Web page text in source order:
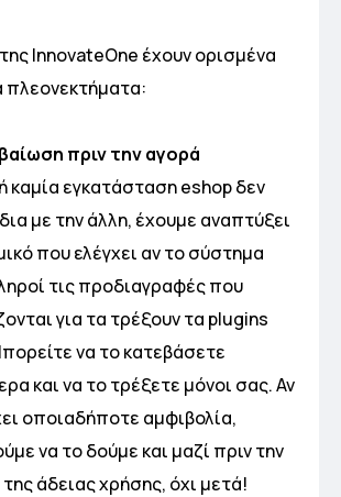
InnovateOne έχουν ορισμένα
πλεονεκτήματα:
πριν την αγορά
καμία εγκατάσταση eshop δεν
με την άλλη, έχουμε αναπτύξει
που ελέγχει αν το σύστημα
τις προδιαγραφές που
για τα τρέξουν τα plugins
να το κατεβάσετε
και να το τρέξετε μόνοι σας. Αν
οποιαδήποτε αμφιβολία,
να το δούμε και μαζί πριν την
άδειας χρήσης, όχι μετά!